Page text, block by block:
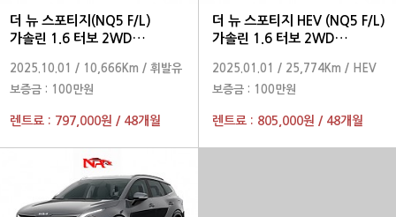
더 뉴 스포티지(NQ5 F/L)
가솔린 1.6 터보 2WD
2025.10.01 / 10,666Km / 휘발유
보증금 : 100만원
렌트료 : 797,000원 / 48개월
더 뉴 스포티지 HEV (NQ5 F/L)
가솔린 1.6 터보 2WD
2025.01.01 / 25,774Km / HEV
보증금 : 100만원
렌트료 : 805,000원 / 48개월